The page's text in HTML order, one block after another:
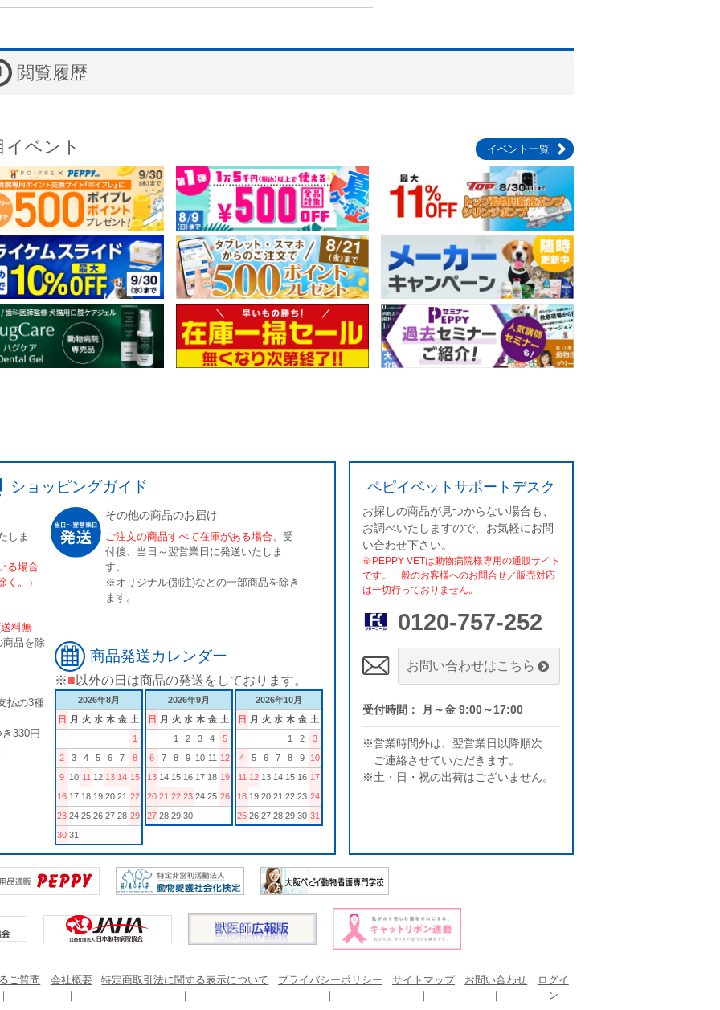
閲覧履歴
イベント イベント一覧
ショッピングガイド
しま
る場合
。）
料無
品を除
払の3種
330円
その他の商品のお届け
ご注文の商品すべて在庫がある場合、 受
付後、当日～翌営業日に発送いたしま
す。
※オリジナル(別注)などの一部商品を除き
ます。
商品発送カレンダー
※■ 以外の日は商品の発送をしております。
2026年8月
日
月 火 水 木 金 土
1
2
3 4 5 6 7
8
9 10 11 12 13 14 15
16 17 18 19 20 21 22
23 24 25 26 27 28 29
30 31
2026年9月
日
月 火 水 木 金 土
1
2 3 4
5
6
7 8 9 10 11 12
13 14 15 16 17 18 19
20 21 22 23 24 25 26
27 28 29 30
2026年10月
日
月 火 水 木 金 土
1
2
3
4
5 6 7 8 9
10
11 12 13 14 15 16 17
18 19 20 21 22 23 24
25 26 27 28 29 30 31
ペピイベットサポートデスク
お探しの商品が見つからない場合も、
お調べいたしますので、お気軽にお問
い合わせ下さい。
※PEPPY VETは動物病院様専用の通販サイト
です。一般のお客様へのお問合せ／販売対応
は一切行っておりません。
0120-757-252
お問い合わせはこちら
受付時間： 月～金 9:00～17:00
※営業時間外は、翌営業日以降順次
ご連絡させていただきます。
※土・日・祝の出荷はございません。
ご質問 会社概要 特定商取引法に関する表示について プライバシーポリシー サイトマップ お問い合わせ
ログイ
ン